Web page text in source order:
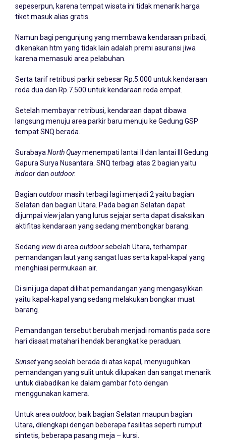
sepeserpun, karena tempat wisata ini tidak menarik harga
tiket masuk alias gratis.
Namun bagi pengunjung yang membawa kendaraan pribadi,
dikenakan htm yang tidak lain adalah premi asuransi jiwa
karena memasuki area pelabuhan.
Serta tarif retribusi parkir sebesar Rp.5.000 untuk kendaraan
roda dua dan Rp.7.500 untuk kendaraan roda empat.
Setelah membayar retribusi, kendaraan dapat dibawa
langsung menuju area parkir baru menuju ke Gedung GSP
tempat SNQ berada.
Surabaya North Quaymenempati lantai II dan lantai III Gedung
Gapura Surya Nusantara. SNQ terbagi atas 2 bagian yaitu
indoordan outdoor.
Bagian outdoormasih terbagi lagi menjadi 2 yaitu bagian
Selatan dan bagian Utara. Pada bagian Selatan dapat
dijumpai viewjalan yang lurus sejajar serta dapat disaksikan
aktifitas kendaraan yang sedang membongkar barang.
Sedang viewdi area outdoorsebelah Utara, terhampar
pemandangan laut yang sangat luas serta kapal-kapal yang
menghiasi permukaan air.
Di sini juga dapat dilihat pemandangan yang mengasyikkan
yaitu kapal-kapal yang sedang melakukan bongkar muat
barang.
Pemandangan tersebut berubah menjadi romantis pada sore
hari disaat matahari hendak berangkat ke peraduan.
Sunsetyang seolah berada di atas kapal, menyuguhkan
pemandangan yang sulit untuk dilupakan dan sangat menarik
untuk diabadikan ke dalam gambar foto dengan
menggunakan kamera.
Untuk area outdoor, baik bagian Selatan maupun bagian
Utara, dilengkapi dengan beberapa fasilitas seperti rumput
sintetis, beberapa pasang meja – kursi.